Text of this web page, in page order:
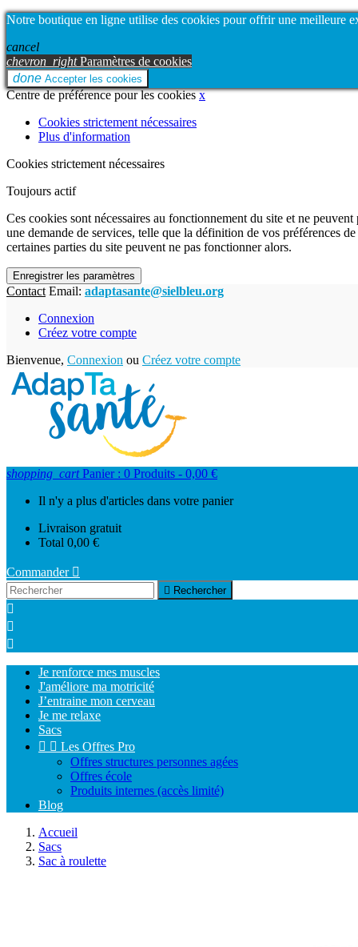
Notre boutique en ligne utilise des cookies pour offrir une meilleure
cancel
chevron_rightParamètres de cookies
done Accepter les cookies
Centre de préférence pour les cookiesx
Cookies strictement nécessaires
Plus d'information
Cookies strictement nécessaires
Toujours actif
Ces cookies sont nécessaires au fonctionnement du site et ne
une demande de services, telle que la définition de vos préférences
certaines parties du site peuvent ne pas fonctionner alors.
Enregistrer les paramètres
Contact Email: adaptasante@sielbleu.org
Connexion
Créez votre compte
Bienvenue, Connexion ou Créez votre compte
shopping_cart Panier : 0 Produits - 0,00 €
Il n'y a plus d'articles dans votre panier
Livraison gratuit
Total 0,00 €
Commander 
 Rechercher



Je renforce mes muscles
J'améliore ma motricité
J’entraine mon cerveau
Je me relaxe
Sacs
  Les Offres Pro
Offres structures personnes agées
Offres école
Produits internes (accès limité)
Blog
Accueil
Sacs
Sac à roulette